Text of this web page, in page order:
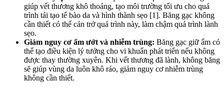
giúp vết thương khô thoáng, tạo môi trường tối ưu cho quá
trình tái tạo tế bào da và hình thành sẹo [1]. Băng gạc không
cần thiết có thể cản trở quá trình này, làm chậm quá trình lành
sẹo.
Giảm nguy cơ ẩm ướt và nhiễm trùng: Băng gạc giữ ẩm có
thể tạo điều kiện lý tưởng cho vi khuẩn phát triển nếu không
được thay thường xuyên. Khi vết thương đã lành, không băng
sẽ giúp vùng da luôn khô ráo, giảm nguy cơ nhiễm trùng
không cần thiết.